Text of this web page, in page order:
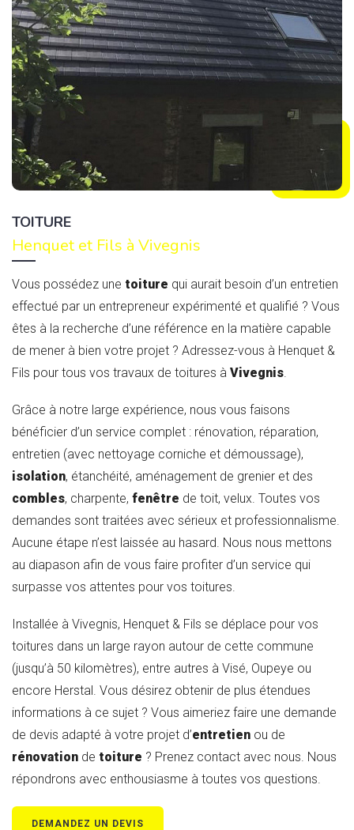
TOITURE
Henquet et Fils à Vivegnis
Vous possédez une toiture qui aurait besoin d’un entretien
effectué par un entrepreneur expérimenté et qualifié ? Vous
êtes à la recherche d’une référence en la matière capable
de mener à bien votre projet ? Adressez-vous à Henquet &
Fils pour tous vos travaux de toitures à Vivegnis.
Grâce à notre large expérience, nous vous faisons
bénéficier d’un service complet : rénovation, réparation,
entretien (avec nettoyage corniche et démoussage),
isolation, étanchéité, aménagement de grenier et des
combles, charpente, fenêtre de toit, velux. Toutes vos
demandes sont traitées avec sérieux et professionnalisme.
Aucune étape n’est laissée au hasard. Nous nous mettons
au diapason afin de vous faire profiter d’un service qui
surpasse vos attentes pour vos toitures.
Installée à Vivegnis, Henquet & Fils se déplace pour vos
toitures dans un large rayon autour de cette commune
(jusqu’à 50 kilomètres), entre autres à Visé, Oupeye ou
encore Herstal. Vous désirez obtenir de plus étendues
informations à ce sujet ? Vous aimeriez faire une demande
de devis adapté à votre projet d’entretien ou de
rénovation de toiture ? Prenez contact avec nous. Nous
répondrons avec enthousiasme à toutes vos questions.
DEMANDEZ UN DEVIS